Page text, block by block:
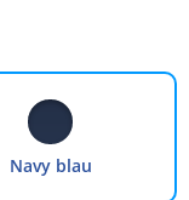
Navy blau